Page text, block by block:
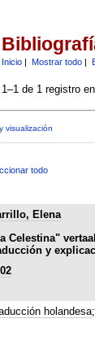
Inicio| Mostrar todo|
1–1 de 1 registro
visualización
todo
Elena
Celestina"
y
holandesa;